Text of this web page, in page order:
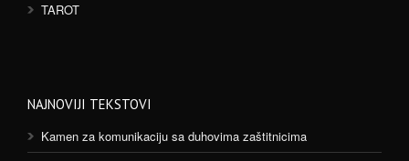
TAROT
NAJNOVIJI TEKSTOVI
Kamen za komunikaciju sa duhovima zaštitnicima